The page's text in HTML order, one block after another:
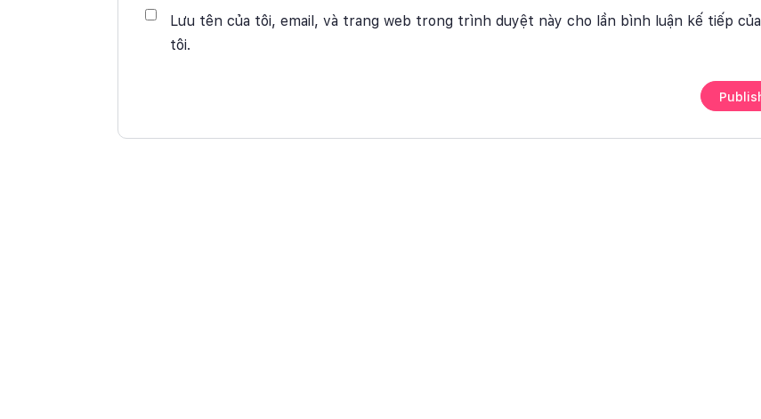
Lưu tên của tôi, email, và trang web trong trình duyệt này cho lần bình luận kế tiếp của
tôi.